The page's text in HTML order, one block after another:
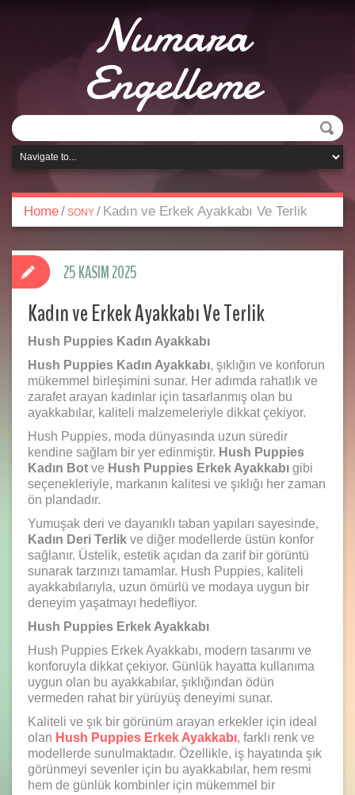
Numara
Engelleme
Home/ SONY / Kadın ve Erkek Ayakkabı Ve Terlik
Kadın ve Erkek Ayakkabı Ve Terlik
Hush Puppies Kadın Ayakkabı
Hush Puppies Kadın Ayakkabı, şıklığın ve konforun
mükemmel birleşimini sunar. Her adımda rahatlık ve
zarafet arayan kadınlar için tasarlanmış olan bu
ayakkabılar, kaliteli malzemeleriyle dikkat çekiyor.
Hush Puppies, moda dünyasında uzun süredir
kendine sağlam bir yer edinmiştir. Hush Puppies
Kadın Bot ve Hush Puppies Erkek Ayakkabı gibi
seçenekleriyle, markanın kalitesi ve şıklığı her zaman
ön plandadır.
Yumuşak deri ve dayanıklı taban yapıları sayesinde,
Kadın Deri Terlik ve diğer modellerde üstün konfor
sağlanır. Üstelik, estetik açıdan da zarif bir görüntü
sunarak tarzınızı tamamlar. Hush Puppies, kaliteli
ayakkabılarıyla, uzun ömürlü ve modaya uygun bir
deneyim yaşatmayı hedefliyor.
Hush Puppies Erkek Ayakkabı
Hush Puppies Erkek Ayakkabı, modern tasarımı ve
konforuyla dikkat çekiyor. Günlük hayatta kullanıma
uygun olan bu ayakkabılar, şıklığından ödün
vermeden rahat bir yürüyüş deneyimi sunar.
Kaliteli ve şık bir görünüm arayan erkekler için ideal
olan Hush Puppies Erkek Ayakkabı, farklı renk ve
modellerde sunulmaktadır. Özellikle, iş hayatında şık
görünmeyi sevenler için bu ayakkabılar, hem resmi
hem de günlük kombinler için mükemmel bir
25 KASIM 2025